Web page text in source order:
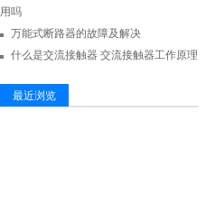
用吗
万能式断路器的故障及解决
什么是交流接触器 交流接触器工作原理
最近浏览